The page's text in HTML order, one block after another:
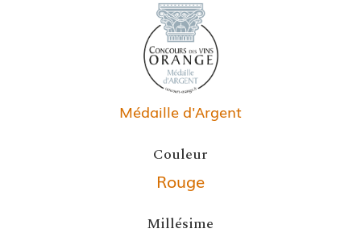
Médaille d'Argent
Couleur
Rouge
Millésime